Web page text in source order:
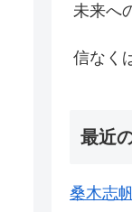
未来へ
信なく
最近
桑木志